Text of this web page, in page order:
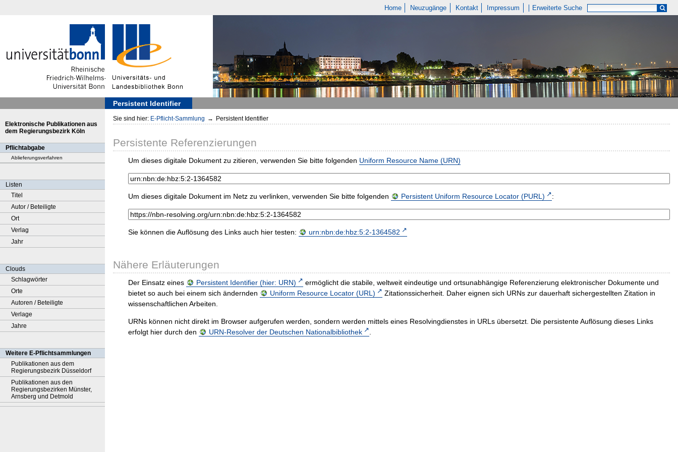
Home Neuzugänge Kontakt Impressum Erweiterte Suche
Persistent Identifier
Elektronische Publikationen aus
dem Regierungsbezirk Köln
Pflichtabgabe
Ablieferungsverfahren
Listen
Titel
Autor / Beteiligte
Ort
Verlag
Jahr
Clouds
Schlagwörter
Orte
Autoren / Beteiligte
Verlage
Jahre
Weitere E-Pflichtsammlungen
Publikationen aus dem
Regierungsbezirk Düsseldorf
Publikationen aus den
Regierungsbezirken Münster,
Arnsberg und Detmold
Sie sind hier: E-Pflicht-Sammlung → Persistent Identifier
Persistente Referenzierungen
Um dieses digitale Dokument zu zitieren, verwenden Sie bitte folgenden Uniform Resource Name (URN)
Um dieses digitale Dokument im Netz zu verlinken, verwenden Sie bitte folgenden Persistent Uniform Resource Locator (PURL) :
Sie können die Auflösung des Links auch hier testen: urn:nbn:de:hbz:5:2-1364582
Nähere Erläuterungen
Der Einsatz eines Persistent Identifier (hier: URN)
ermöglicht die stabile, weltweit eindeutige und ortsunabhängige Referenzierung elektronischer Dokumente und
bietet so auch bei einem sich ändernden
Uniform Resource Locator (URL)
Zitationssicherheit. Daher eignen sich URNs zur dauerhaft sichergestellten Zitation in
wissenschaftlichen Arbeiten.
URNs können nicht direkt im Browser aufgerufen werden, sondern werden mittels eines Resolvingdienstes in URLs übersetzt. Die persistente Auflösung dieses Links
erfolgt hier durch den
URN-Resolver der Deutschen Nationalbibliothek .